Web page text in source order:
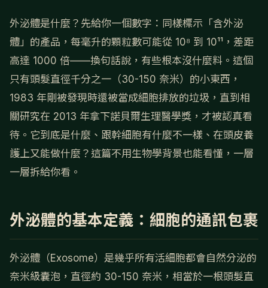
外泌體是什麼？先給你一個數字：同樣標示「含外泌
體」的產品，每毫升的顆粒數可能從 10⁸ 到 10¹¹，差距
高達 1000 倍——換句話說，有些根本沒什麼料。這個
只有頭髮直徑千分之一（30-150 奈米）的小東西，
1983 年剛被發現時還被當成細胞排放的垃圾，直到相
關研究在 2013 年拿下諾貝爾生理醫學獎，才被認真看
待。它到底是什麼、跟幹細胞有什麼不一樣、在頭皮養
護上又能做什麼？這篇不用生物學背景也能看懂，一層
一層拆給你看。
外泌體的基本定義：細胞的通訊包裹
外泌體（Exosome）是幾乎所有活細胞都會自然分泌的
奈米級囊泡，直徑約 30-150 奈米，相當於一根頭髮直